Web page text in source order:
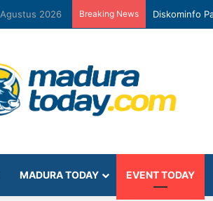
2026 Breaking News Diskominfo
MADURA TODAY EVENT TODAY